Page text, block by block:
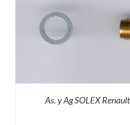
As. y Ag SOLEX